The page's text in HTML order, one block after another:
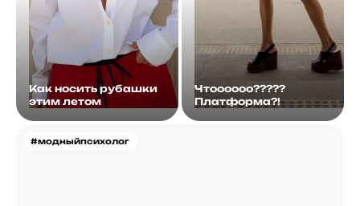
Как носить рубашки
этим летом
Чтоооооо?????
Платформа?!
#модныйпсихолог